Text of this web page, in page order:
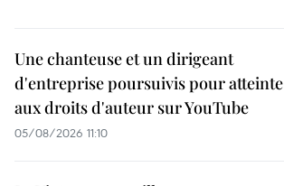
Une chanteuse et un dirigeant
d'entreprise poursuivis pour atteinte
aux droits d'auteur sur YouTube
05/08/2026 11:10